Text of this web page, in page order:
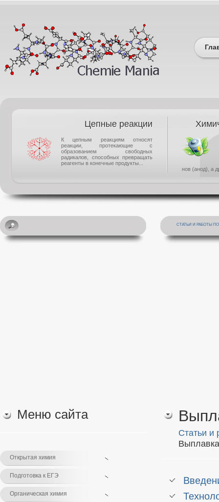
Цепные реакции
К цепным реакциям относят
реакции, протекающие с
образованием свободных
радикалов, способных превращать
реагенты в конечные продукты...
нов (анод), а
СТАТЬИ И РАБОТЫ
Меню сайта
Открытая химия
Подготовка к ЕГЭ
Органическая химия
Статьи и